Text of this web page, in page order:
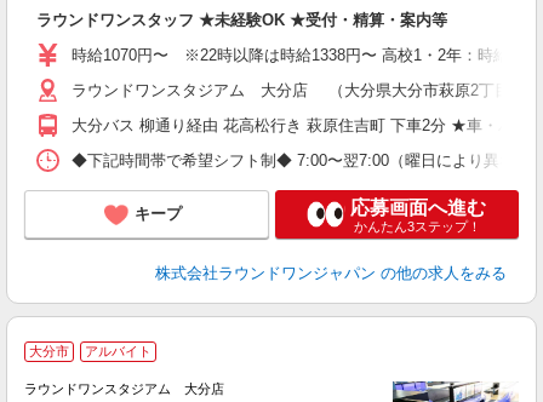
ラウンドワンスタッフ ★未経験OK ★受付・精算・案内等
時給1070円〜 ※22時以降は時給1338円〜 高校1・2年：時給
ラウンドワンスタジアム 大分店 （大分県大分市萩原2丁目13-
大分バス 柳通り経由 花高松行き 萩原住吉町 下車2分 ★車・バイ
◆下記時間帯で希望シフト制◆ 7:00〜翌7:00（曜日により異な
キープ 応募画面へ進む
かんたん3ステップ！
株式会社ラウンドワンジャパン の他の求人をみる
大分市 アルバイト
ラウンドワンスタジアム 大分店